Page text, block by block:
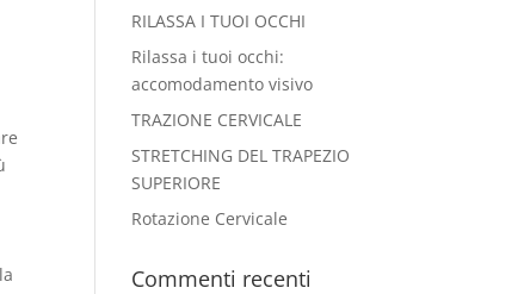
RILASSA I TUOI OCCHI
Rilassa i tuoi occhi:
accomodamento visivo
TRAZIONE CERVICALE
STRETCHING DEL TRAPEZIO
SUPERIORE
Rotazione Cervicale
Commenti recenti